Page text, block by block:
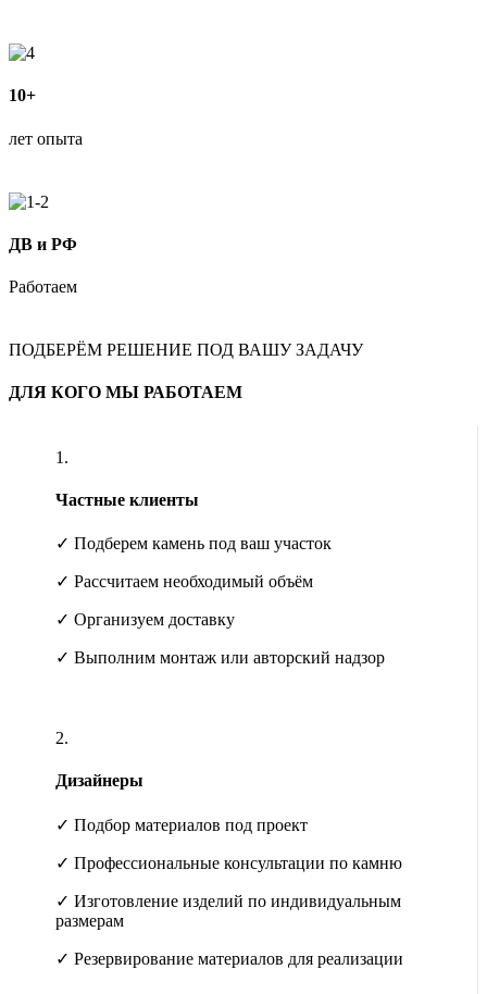
10+
лет опыта
ДВ и РФ
Работаем
ПОДБЕРЁМ РЕШЕНИЕ ПОД ВАШУ ЗАДАЧУ
ДЛЯ КОГО МЫ РАБОТАЕМ
1.
Частные клиенты
✓ Подберем камень под ваш участок
✓ Рассчитаем необходимый объём
✓ Организуем доставку
✓ Выполним монтаж или авторский надзор
2.
Дизайнеры
✓ Подбор материалов под проект
✓ Профессиональные консультации по камню
✓ Изготовление изделий по индивидуальным
размерам
✓ Резервирование материалов для реализации